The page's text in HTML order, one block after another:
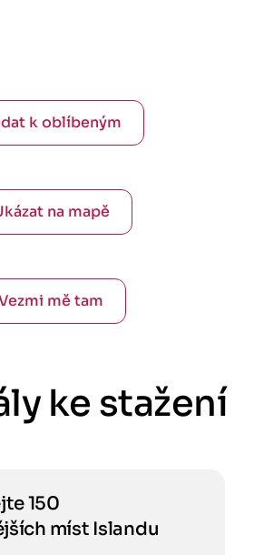
k oblíbeným
na mapě
mě tam
ke stažení
150
míst Islandu